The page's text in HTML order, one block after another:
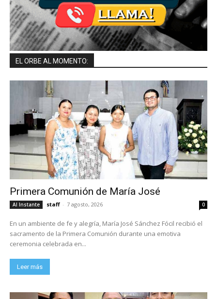
EL ORBE AL MOMENTO:
Primera Comunión de María José
Al Instante staff - 7 agosto, 2026 0
En un ambiente de fe y alegría, María José Sánchez Fócil recibió el
sacramento de la Primera Comunión durante una emotiva
ceremonia celebrada en...
Leer más